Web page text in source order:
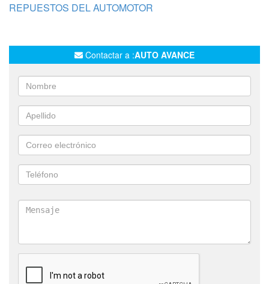
REPUESTOS DEL AUTOMOTOR
Contactar a :AUTO AVANCE